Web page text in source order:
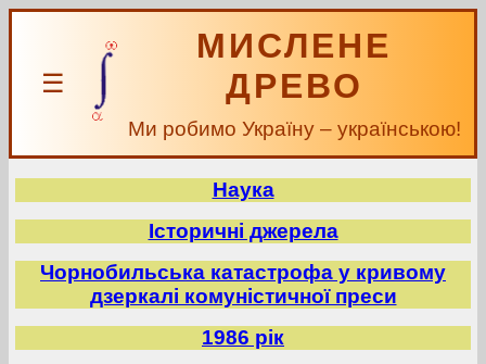
☰
МИСЛЕНЕ
ДРЕВО
Ми робимо Україну – українською!
Наука
Історичні джерела
Чорнобильська катастрофа у кривому
дзеркалі комуністичної преси
1986 рік